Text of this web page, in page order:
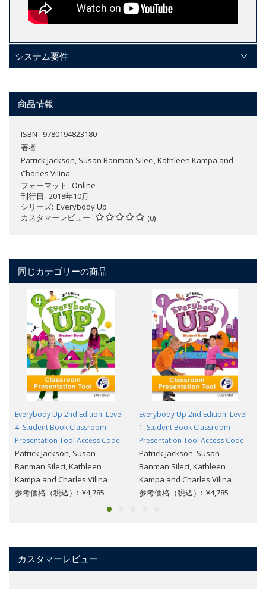
システム要件
商品情報
ISBN : 9780194823180
著者:
Patrick Jackson, Susan Banman Sileci, Kathleen Kampa and
Charles Vilina
フォーマット
Online
刊行日 2018年10月
シリーズ Everybody Up
カスタマーレビュー
(0)
同じカテゴリーの商品
Everybody Up 2nd Edition: Level
4: Student Book Classroom
Presentation Tool Access Code
Patrick Jackson, Susan
Banman Sileci, Kathleen
Kampa and Charles Vilina
参考価格（税込）: ¥4,785
Everybody Up 2nd Edition: Level
1: Student Book Classroom
Presentation Tool Access Code
Patrick Jackson, Susan
Banman Sileci, Kathleen
Kampa and Charles Vilina
参考価格（税込）: ¥4,785
カスタマーレビュー